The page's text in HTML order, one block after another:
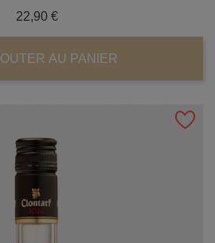
22,90 €Prix
AU PANIER